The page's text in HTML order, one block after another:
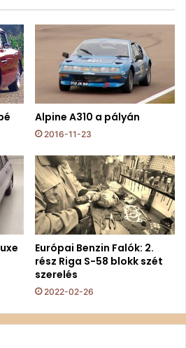
Alpine A310 a pályán
2016-11-23
Európai Benzin Falók: 2.
rész Riga S-58 blokk szét
szerelés
2022-02-26